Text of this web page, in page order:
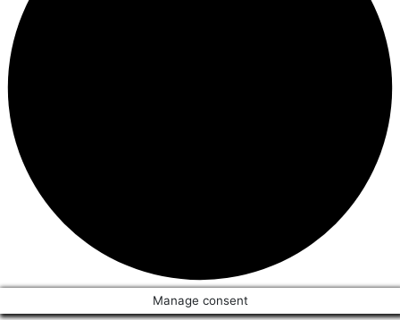
Manage consent